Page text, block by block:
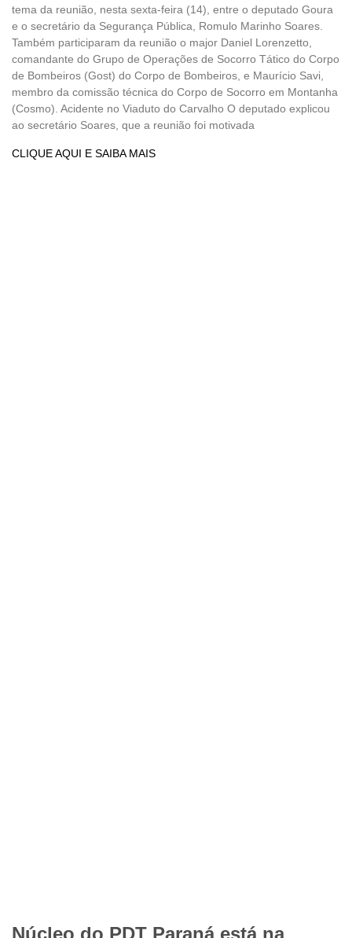
tema da reunião, nesta sexta-feira (14), entre o deputado Goura
e o secretário da Segurança Pública, Romulo Marinho Soares.
Também participaram da reunião o major Daniel Lorenzetto,
comandante do Grupo de Operações de Socorro Tático do Corpo
de Bombeiros (Gost) do Corpo de Bombeiros, e Maurício Savi,
membro da comissão técnica do Corpo de Socorro em Montanha
(Cosmo). Acidente no Viaduto do Carvalho O deputado explicou
ao secretário Soares, que a reunião foi motivada
CLIQUE AQUI E SAIBA MAIS
Núcleo do PDT Paraná está na